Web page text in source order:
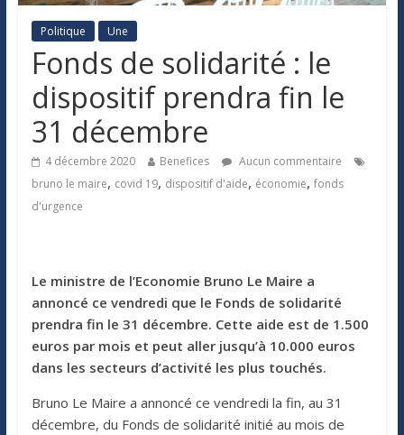
Politique Une
Fonds de solidarité : le
dispositif prendra fin le
31 décembre
4 décembre 2020 Benefices
Aucun commentaire
bruno le maire, covid 19, dispositif d'aide, économie, fonds
d'urgence
Le ministre de l’Economie Bruno Le Maire a
annoncé ce vendredi que le Fonds de solidarité
prendra fin le 31 décembre. Cette aide est de 1.500
euros par mois et peut aller jusqu’à 10.000 euros
dans les secteurs d’activité les plus touchés.
Bruno Le Maire a annoncé ce vendredi la fin, au 31
décembre, du Fonds de solidarité initié au mois de